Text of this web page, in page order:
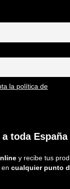
la política de
toda España
y recibe tus
cualquier punto